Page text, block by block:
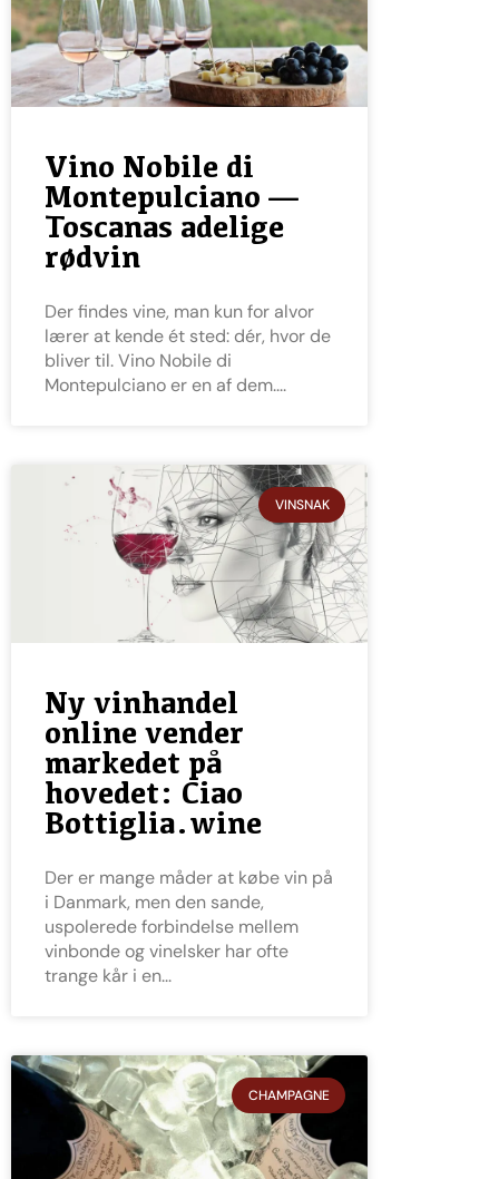
Vino Nobile di
Montepulciano —
Toscanas adelige
rødvin
Der findes vine, man kun for alvor
lærer at kende ét sted: dér, hvor de
bliver til. Vino Nobile di
Montepulciano er en af dem.
VINSNAK
Ny vinhandel
online vender
markedet på
hovedet: Ciao
Bottiglia.wine
Der er mange måder at købe vin på
i Danmark, men den sande,
uspolerede forbindelse mellem
vinbonde og vinelsker har ofte
trange kår i en
CHAMPAGNE